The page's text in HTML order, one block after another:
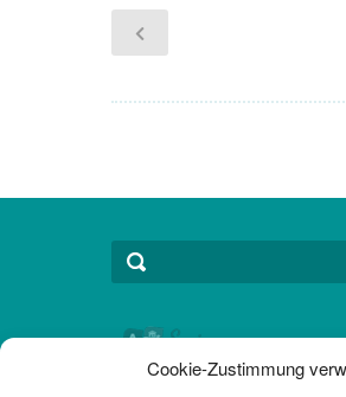
Cookie-Zustimmung